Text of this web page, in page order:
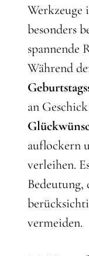
Werkzeuge
besonders
spannende
Während
an
auflockern
verleihen.
vermeiden.